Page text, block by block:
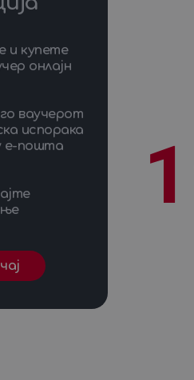
изнајмување
џип
1
и купете
онлајн
ваучерот
испорака
е-пошта
1